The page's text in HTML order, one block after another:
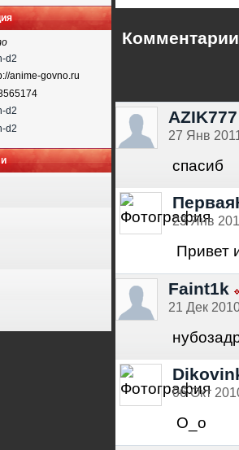
d2
anime-govno.ru
d2
d2
Комментарии
AZIK777
27 Янв
спасиб
23 Янв
Привет
Faint1k
21 Дек
06 Окт
О_о